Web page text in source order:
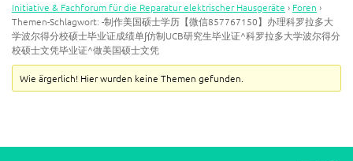
Initiative & Fachforum für die Reparatur elektrischer Hausgeräte › Foren ›
Themen-Schlagwort: -制作美国硕士学历【微信857767150】办理科罗拉多大
学波尔得分校硕士毕业证成绩单∫仿制UCB研究生毕业证^科罗拉多大学波尔得分
校硕士文凭毕业证^做美国硕士文凭
Wie ärgerlich! Hier wurden keine Themen gefunden.